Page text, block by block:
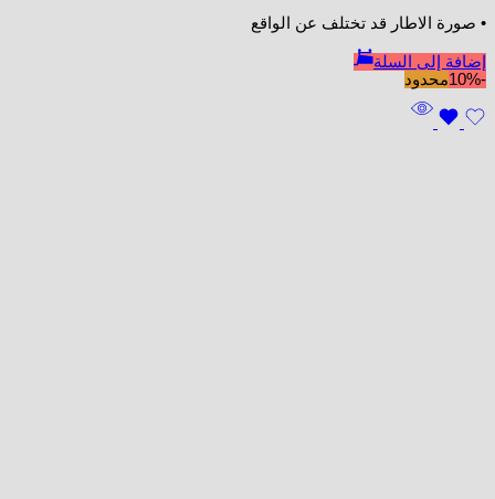
• صورة الاطار قد تختلف عن الواقع
إضافة إلى السلة
-10%
محدود